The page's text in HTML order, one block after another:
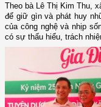
Theo bà Lê Thị Kim Thu,
để giữ gìn và phát huy
của công nghệ và nhịp
có sự thấu hiểu, trách